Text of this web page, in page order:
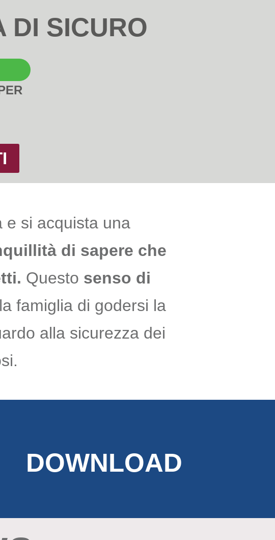
DI SICURO
e si acquista una
di sapere che
Questo senso di
famiglia di godersi la
alla sicurezza dei
DOWNLOAD